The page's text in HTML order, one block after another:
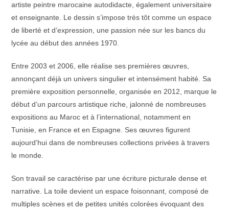
artiste peintre marocaine autodidacte, également universitaire
et enseignante. Le dessin s’impose très tôt comme un espace
de liberté et d’expression, une passion née sur les bancs du
lycée au début des années 1970.
Entre 2003 et 2006, elle réalise ses premières œuvres,
annonçant déjà un univers singulier et intensément habité. Sa
première exposition personnelle, organisée en 2012, marque le
début d’un parcours artistique riche, jalonné de nombreuses
expositions au Maroc et à l’international, notamment en
Tunisie, en France et en Espagne. Ses œuvres figurent
aujourd’hui dans de nombreuses collections privées à travers
le monde.
Son travail se caractérise par une écriture picturale dense et
narrative. La toile devient un espace foisonnant, composé de
multiples scènes et de petites unités colorées évoquant des